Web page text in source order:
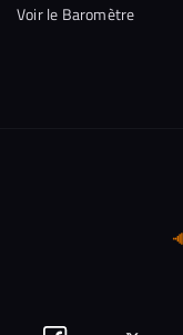
Voir le Baromètre